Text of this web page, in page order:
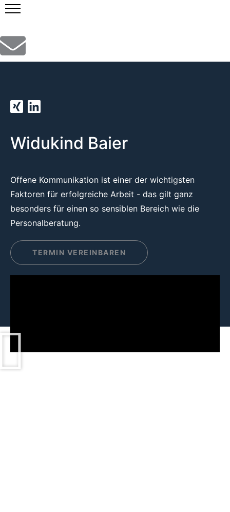
Zum
Widukind Baier
Offene Kommunikation ist einer der wichtigsten
Faktoren für erfolgreiche Arbeit - das gilt ganz
besonders für einen so sensiblen Bereich wie die
Personalberatung.
TERMIN VEREINBAREN